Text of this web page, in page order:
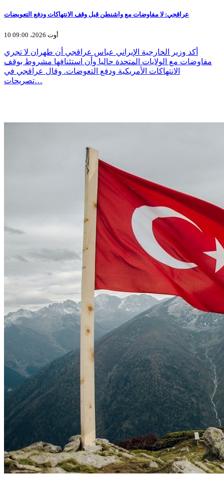
عراقجي: لا مفاوضات مع واشنطن قبل وقف الانتهاكات ودفع التعويضات
10 أوت 2026، 09:00
أكد وزير الخارجية الإيراني عباس عراقجي أن طهران لا تجري
مفاوضات مع الولايات المتحدة حاليا وأن استئنافها مشروط بوقف
الانتهاكات الأمريكية ودفع التعوضات. وقال عراقجي في
تصريحات…